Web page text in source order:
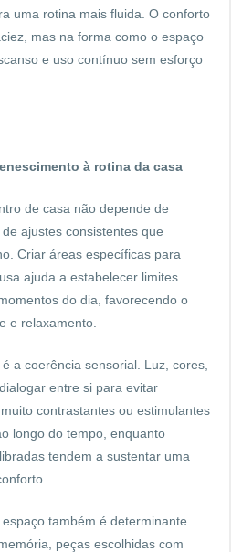
uma rotina mais fluida. O conforto
mas na forma como o espaço
e uso contínuo sem esforço
à rotina da casa
de casa não depende de
ajustes consistentes que
Criar áreas específicas para
ajuda a estabelecer limites
do dia, favorecendo o
e relaxamento.
a coerência sensorial. Luz, cores,
entre si para evitar
contrastantes ou estimulantes
longo do tempo, enquanto
tendem a sustentar uma
também é determinante.
peças escolhidas com